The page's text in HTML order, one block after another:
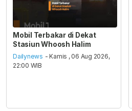
Mobil Terbakar di Dekat
Stasiun Whoosh Halim
Dailynews - Kamis , 06 Aug 2026,
22:00 WIB